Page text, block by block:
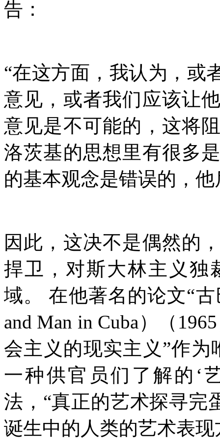
告：
“在这方面，我认为，或
意见，或者我们应该让
意见是不可能的，这将
洛茨基的思想里有很多
的基本观念是错误的，
因此，这决不是偶然的
捍卫，对斯大林主义独
域。
在他著名的论文“古
and Man in Cuba）（ 1965
会主义的现实主义 ”作为
一种供官员们了解的 ‘
法， “真正的艺术探寻完
诞生中的人类的艺术表现